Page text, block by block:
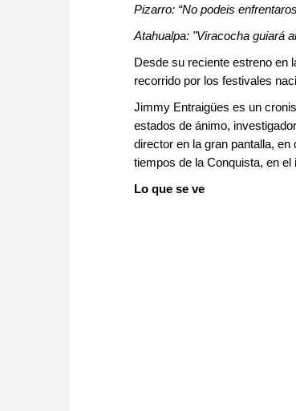
Pizarro: “No podeis
Atahualpa: "Viracocha guiará
Desde su reciente estreno en
recorrido por los festivales
Jimmy Entraigües es un
estados de ánimo,
director en la gran pantalla,
tiempos de la Conquista, en
Lo que se ve